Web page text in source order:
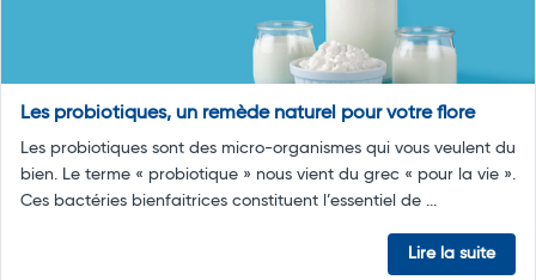
Les probiotiques, un remède naturel pour votre flore
Les probiotiques sont des micro-organismes qui vous veulent du
bien. Le terme « probiotique » nous vient du grec « pour la vie ».
Ces bactéries bienfaitrices constituent l’essentiel de ...
Lire la suite